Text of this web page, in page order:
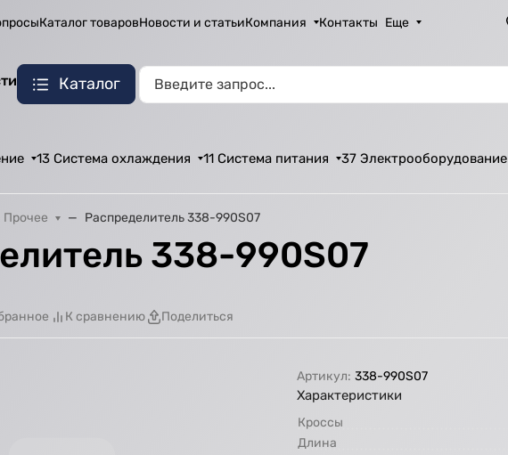
Каталог товаровНовости и статьиКомпания Контакты Еще
Каталог
13 Система охлаждения 11 Система питания 37 Электрооборудование
Прочее Распределитель 338-990S07
338-990S07
К сравнению Поделиться
Артикул: 338-990S07
Характеристики
Кроссы
Длина